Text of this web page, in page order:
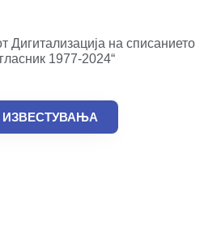
Дигитализација на списанието
1977-2024“
ИЗВЕСТУВАЊА